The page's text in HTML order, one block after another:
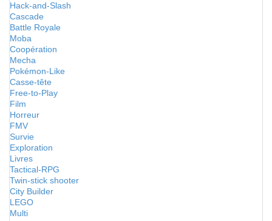
Hack-and-Slash
Cascade
Battle Royale
Moba
Coopération
Mecha
Pokémon-Like
Casse-tête
Free-to-Play
Film
Horreur
FMV
Survie
Exploration
Livres
Tactical-RPG
Twin-stick shooter
City Builder
LEGO
Multi